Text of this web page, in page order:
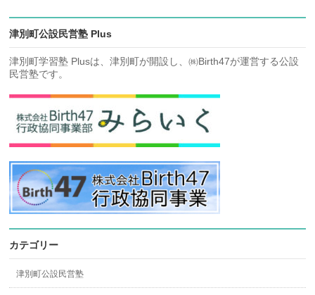
津別町公設民営塾 Plus
津別町学習塾 Plusは、津別町が開設し、㈱Birth47が運営する公設
民営塾です。
カテゴリー
津別町公設民営塾